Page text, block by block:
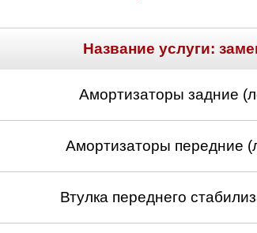
Название услуги:
Амортизаторы задние
Амортизаторы передние
Втулка переднего